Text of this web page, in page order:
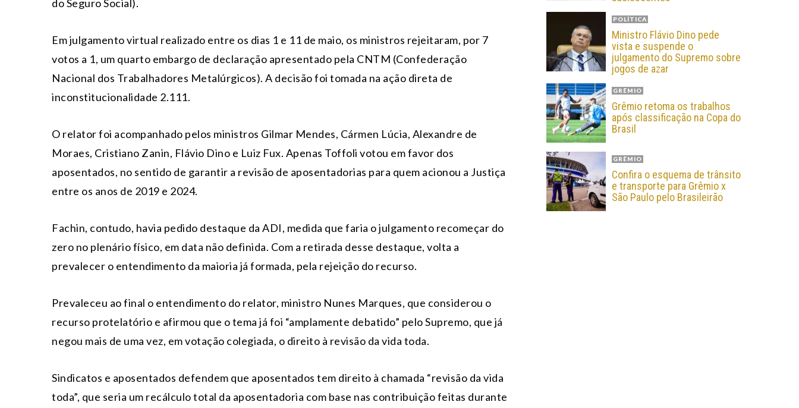
do Seguro Social).
Em julgamento virtual realizado entre os dias 1 e 11 de maio, os ministros rejeitaram, por 7
votos a 1, um quarto embargo de declaração apresentado pela CNTM (Confederação
Nacional dos Trabalhadores Metalúrgicos). A decisão foi tomada na ação direta de
inconstitucionalidade 2.111.
O relator foi acompanhado pelos ministros Gilmar Mendes, Cármen Lúcia, Alexandre de
Moraes, Cristiano Zanin, Flávio Dino e Luiz Fux. Apenas Toffoli votou em favor dos
aposentados, no sentido de garantir a revisão de aposentadorias para quem acionou a Justiça
entre os anos de 2019 e 2024.
Fachin, contudo, havia pedido destaque da ADI, medida que faria o julgamento recomeçar do
zero no plenário físico, em data não definida. Com a retirada desse destaque, volta a
prevalecer o entendimento da maioria já formada, pela rejeição do recurso.
Prevaleceu ao final o entendimento do relator, ministro Nunes Marques, que considerou o
recurso protelatório e afirmou que o tema já foi “amplamente debatido” pelo Supremo, que já
negou mais de uma vez, em votação colegiada, o direito à revisão da vida toda.
Sindicatos e aposentados defendem que aposentados tem direito à chamada “revisão da vida
toda”, que seria um recálculo total da aposentadoria com base nas contribuição feitas durante
POLÍTICA
Ministro Flávio Dino pede
vista e suspende o
julgamento do Supremo sobre
jogos de azar
GRÊMIO
Grêmio retoma os trabalhos
após classificação na Copa do
Brasil
GRÊMIO
Confira o esquema de trânsito
e transporte para Grêmio x
São Paulo pelo Brasileirão